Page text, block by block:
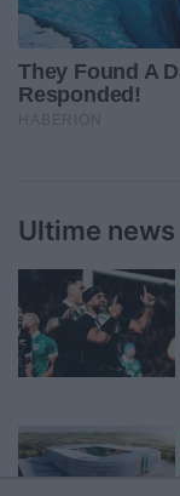
Ultime news